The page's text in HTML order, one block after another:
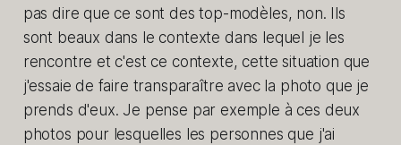
pas dire que ce sont des top-modèles, non. Ils
sont beaux dans le contexte dans lequel je les
rencontre et c'est ce contexte, cette situation que
j'essaie de faire transparaître avec la photo que je
prends d'eux. Je pense par exemple à ces deux
photos pour lesquelles les personnes que j'ai